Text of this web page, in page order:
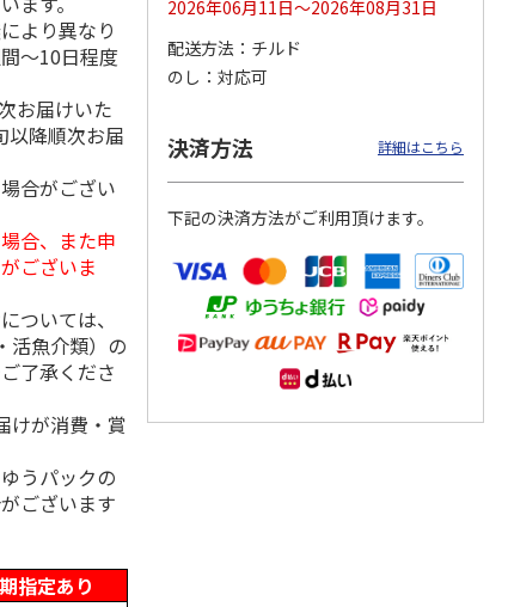
奈良漬詰合せ ６０
3,580円
(送料・税込)
＜お中元＞築地キム
チと東京べったら漬
セット
2,980円
奈良漬詰合せ ６０
０ｇ
3,580円
(送料・税込)
より異なり
～10日程度
お届けいた
以降順次お届
合がござい
合、また申
ございま
ついては、
活魚介類）の
了承くださ
けが消費・賞
うパックの
ございます
指定あり
2026年06月11日～2026年08月31日
配送方法
チルド
のし
対応可
決済方法 詳細はこちら
下記の決済方法がご利用頂けます。